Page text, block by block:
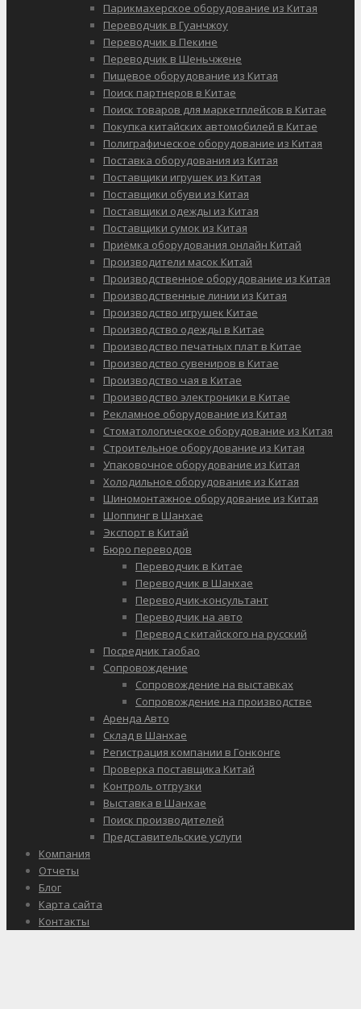
Парикмахерское оборудование из Китая
Переводчик в Гуанчжоу
Переводчик в Пекине
Переводчик в Шеньчжене
Пищевое оборудование из Китая
Поиск партнеров в Китае
Поиск товаров для маркетплейсов в Китае
Покупка китайских автомобилей в Китае
Полиграфическое оборудование из Китая
Поставка оборудования из Китая
Поставщики игрушек из Китая
Поставщики обуви из Китая
Поставщики одежды из Китая
Поставщики сумок из Китая
Приёмка оборудования онлайн Китай
Производители масок Китай
Производственное оборудование из Китая
Производственные линии из Китая
Производство игрушек Китае
Производство одежды в Китае
Производство печатных плат в Китае
Производство сувениров в Китае
Производство чая в Китае
Производство электроники в Китае
Рекламное оборудование из Китая
Стоматологическое оборудование из Китая
Строительное оборудование из Китая
Упаковочное оборудование из Китая
Холодильное оборудование из Китая
Шиномонтажное оборудование из Китая
Шоппинг в Шанхае
Экспорт в Китай
Бюро переводов
Переводчик в Китае
Переводчик в Шанхае
Переводчик-консультант
Переводчик на авто
Перевод с китайского на русский
Посредник таобао
Сопровождение
Сопровождение на выставках
Сопровождение на производстве
Аренда Авто
Склад в Шанхае
Регистрация компании в Гонконге
Проверка поставщика Китай
Контроль отгрузки
Выставка в Шанхае
Поиск производителей
Представительские услуги
Компания
Отчеты
Блог
Карта сайта
Контакты